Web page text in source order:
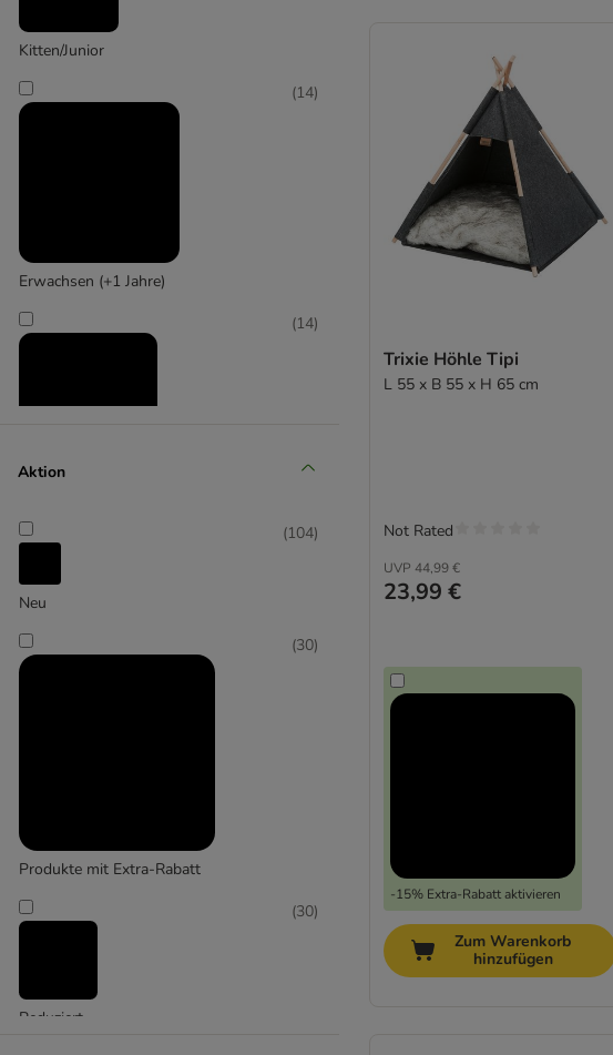
Kerbl Pet
Kitten/Junior
Erwachsen (+1 Jahre)
(14)
(14)
Aktion
Neu
(104)
Produkte mit Extra-Rabatt
(30)
Reduziert
(30)
Trixie Höhle Tipi
L 55 x B 55 x H 65 cm
UVP 44,99 €
23,99 €
-15% Extra-Rabatt aktivieren
Not Rated
Zum Warenkorb
hinzufügen